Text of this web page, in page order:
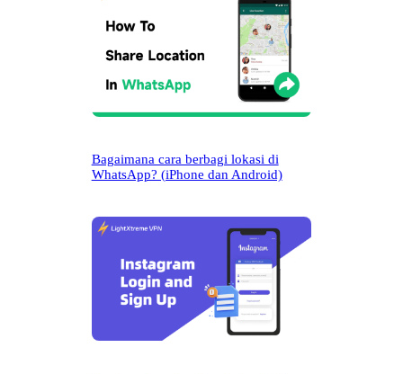
Bagaimana cara berbagi lokasi di
WhatsApp? (iPhone dan Android)